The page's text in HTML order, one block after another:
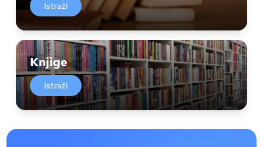
Istraži
Knjige
Istraži